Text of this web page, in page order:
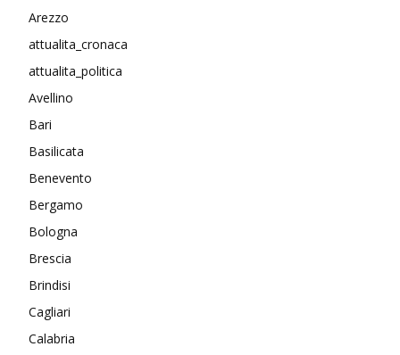
Arezzo
attualita_cronaca
attualita_politica
Avellino
Bari
Basilicata
Benevento
Bergamo
Bologna
Brescia
Brindisi
Cagliari
Calabria